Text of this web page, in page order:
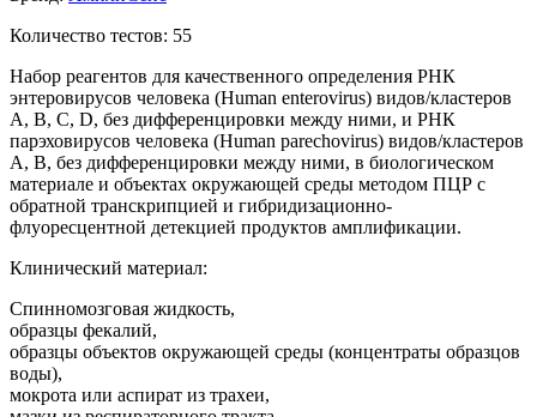
Количество тестов: 55
Набор реагентов для качественного определения РНК
энтеровирусов человека (Human enterovirus) видов/кластеров
А, В, С, D, без дифференцировки между ними, и РНК
парэховирусов человека (Human parechovirus) видов/кластеров
А, В, без дифференцировки между ними, в биологическом
материале и объектах окружающей среды методом ПЦР с
обратной транскрипцией и гибридизационно-
флуоресцентной детекцией продуктов амплификации.
Клинический материал:
Спинномозговая жидкость,
образцы фекалий,
образцы объектов окружающей среды (концентраты образцов
воды),
мокрота или аспират из трахеи,